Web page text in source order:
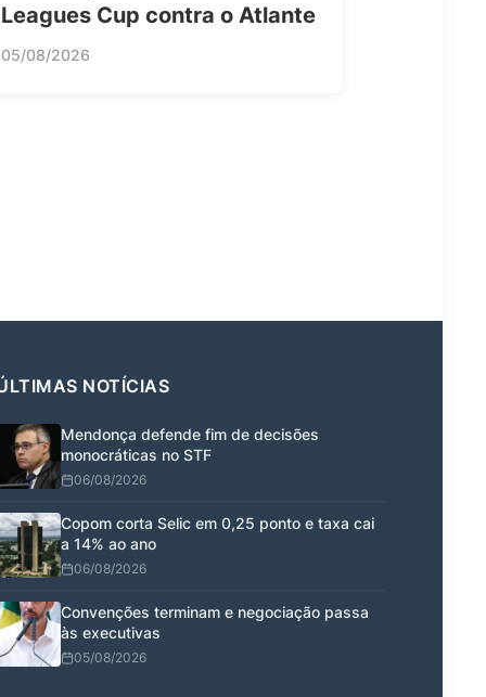
Leagues Cup contra o Atlante
05/08/2026
NOTÍCIAS
Mendonça defende fim de decisões
monocráticas no STF
06/08/2026
Copom corta Selic em 0,25 ponto e taxa cai
a 14% ao ano
06/08/2026
Convenções terminam e negociação passa
às executivas
05/08/2026